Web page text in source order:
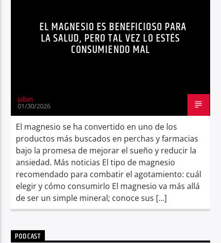
Radio holaEL MAGNESIO ES BENEFICIOSO PARA
LA SALUD, PERO TAL VEZ LO ESTÉS
CONSUMIENDO MAL
jallan
01/30/2026
El magnesio se ha convertido en uno de los
productos más buscados en perchas y farmacias
bajo la promesa de mejorar el sueño y reducir la
ansiedad. Más noticias El tipo de magnesio
recomendado para combatir el agotamiento: cuál
elegir y cómo consumirlo El magnesio va más allá
de ser un simple mineral; conoce sus […]
PODCAST